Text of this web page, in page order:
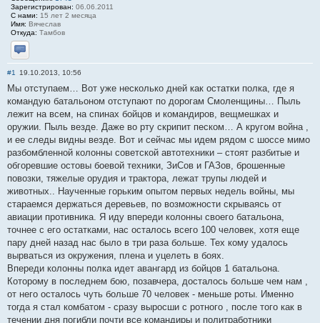
Зарегистрирован: 06.06.2011
С нами: 15 лет 2 месяца
Имя: Вячеслав
Откуда: Тамбов
Отправить личное сообщение
#1 19.10.2013, 10:56
Мы отступаем… Вот уже несколько дней как остатки полка, где я
командую батальоном отступают по дорогам Смоленщины… Пыль
лежит на всем, на спинах бойцов и командиров, вещмешках и
оружии. Пыль везде. Даже во рту скрипит песком… А кругом война ,
и ее следы видны везде. Вот и сейчас мы идем рядом с шоссе мимо
разбомбленной колонны советской автотехники – стоят разбитые и
обгоревшие остовы боевой техники, ЗиСов и ГАЗов, брошенные
повозки, тяжелые орудия и трактора, лежат трупы людей и
животных.. Наученные горьким опытом первых недель войны, мы
стараемся держаться деревьев, по возможности скрываясь от
авиации противника. Я иду впереди колонны своего батальона,
точнее с его остатками, нас осталось всего 100 человек, хотя еще
пару дней назад нас было в три раза больше. Тех кому удалось
вырваться из окружения, плена и уцелеть в боях.
Впереди колонны полка идет авангард из бойцов 1 батальона.
Которому в последнем бою, позавчера, досталось больше чем нам ,
от него осталось чуть больше 70 человек - меньше роты. Именно
тогда я стал комбатом - сразу выросши с ротного , после того как в
течении дня погибли почти все командиры и политработники